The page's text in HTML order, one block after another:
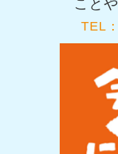
ことや
TEL：